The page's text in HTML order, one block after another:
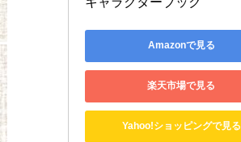
Amazonで見る
楽天市場で見る
Yahoo!ショッピングで見る